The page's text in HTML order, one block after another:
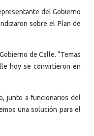
del Gobierno
sobre el Plan de
de Calle. “Temas
hoy se convirtieron en
junto a funcionarios del
una solución para el